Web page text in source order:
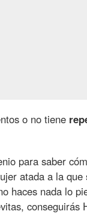
o no tiene
para saber
atada a la
haces nada lo
conseguirás